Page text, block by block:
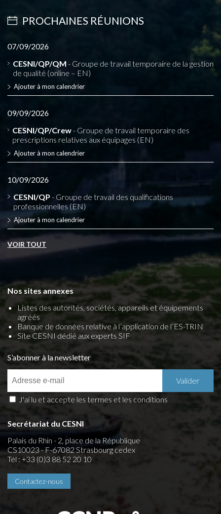
PROCHAINES RÉUNIONS
07/09/2026
CESNI/QP/QM - Groupe de travail temporaire de la gestion
de qualité (online – EN)
Ajouter à mon calendrier
09/09/2026
CESNI/QP/Crew- Groupe de travail temporaire des
prescriptions relatives aux équipages (EN)
Ajouter à mon calendrier
10/09/2026
CESNI/QP - Groupe de travail des qualifications
professionnelles (EN)
Ajouter à mon calendrier
VOIR TOUT
Nos sites annexes
Listes des autorités, sociétés, appareils et équipements
agréés
Banque de données relative à l’application de l’ES-TRIN
Site CESNI dédié aux experts SIF
S’abonner à la newsletter
J'ai lu et accepte les termes et les conditions
Secrétariat du CESNI
Palais du Rhin - 2, place de la République
CS10023 - F-67082 Strasbourg cedex
Tél : +33 (0)3 88 52 20 10
Contactez-nous